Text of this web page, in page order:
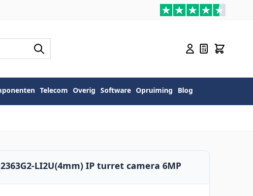
Telecom Overig Software Opruiming Blog
LI2U(4mm) IP turret camera 6MP